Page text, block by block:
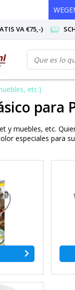
VA €75,-)
etc.)
para
y muebles, etc.
especiales para